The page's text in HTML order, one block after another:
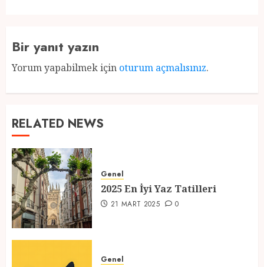
Bir yanıt yazın
Yorum yapabilmek için oturum açmalısınız.
RELATED NEWS
Genel
2025 En İyi Yaz Tatilleri
21 MART 2025 0
Genel